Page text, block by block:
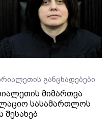
განცხადებები
მიმართვა
სასამართლოს
შესახებ